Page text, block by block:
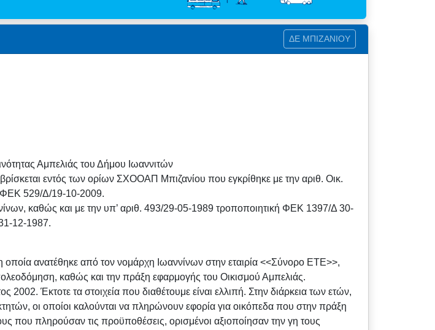
ΔΕ ΜΠΙΖΑΝΙΟΥ
Αμπελιάς του Δήμου Ιωαννιτών
εντός των ορίων ΣΧΟΟΑΠ Μπιζανίου που εγκρίθηκε με την αριθ. Οικ.
ΦΕΚ 529/Δ/19-10-2009.
καθώς και με την υπ’ αριθ. 493/29-05-1989 τροποποιητική ΦΕΚ 1397/Δ 30-
12-1987.
ανατέθηκε από τον νομάρχη Ιωαννίνων στην εταιρία <<Σύνορο ΕΤΕ>>,
καθώς και την πράξη εφαρμογής του Οικισμού Αμπελιάς.
2002. Έκτοτε τα στοιχεία που διαθέτουμε είναι ελλιπή. Στην διάρκεια των ετών,
οι οποίοι καλούνται να πληρώνουν εφορία για οικόπεδα που στην πράξη
που πληρούσαν τις προϋποθέσεις, ορισμένοι αξιοποίησαν την γη τους